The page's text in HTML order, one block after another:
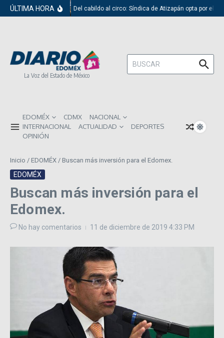
Saltar al contenido
ÚLTIMA HORA Del cabildo al circo: Síndica de Atizapán opta por el
La Voz del Estado de México
Buscar:
EDOMÉX CDMX
NACIONAL
INTERNACIONAL
ACTUALIDAD
DEPORTES
OPINIÓN
Inicio / EDOMÉX / Buscan más inversión para el Edomex.
EDOMÉX
Buscan más inversión para el
Edomex.
No hay comentarios 11 de diciembre de 2019 4:33 PM